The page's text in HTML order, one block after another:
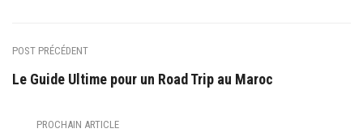
POST PRÉCÉDENT
Le Guide Ultime pour un Road Trip au Maroc
PROCHAIN ARTICLE